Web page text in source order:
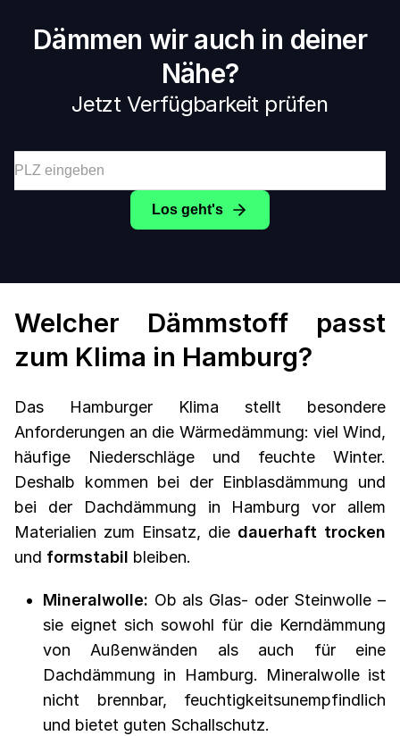
Dämmen wir auch in deiner
Nähe?
Jetzt Verfügbarkeit prüfen
Los geht's
Welcher Dämmstoff passt
zum Klima in Hamburg?
Das Hamburger Klima stellt besondere
Anforderungen an die Wärmedämmung: viel Wind,
häufige Niederschläge und feuchte Winter.
Deshalb kommen bei der Einblasdämmung und
bei der Dachdämmung in Hamburg vor allem
Materialien zum Einsatz, die dauerhaft trocken
und formstabil bleiben.
Mineralwolle: Ob als Glas- oder Steinwolle –
sie eignet sich sowohl für die Kerndämmung
von Außenwänden als auch für eine
Dachdämmung in Hamburg. Mineralwolle ist
nicht brennbar, feuchtigkeitsunempfindlich
und bietet guten Schallschutz.